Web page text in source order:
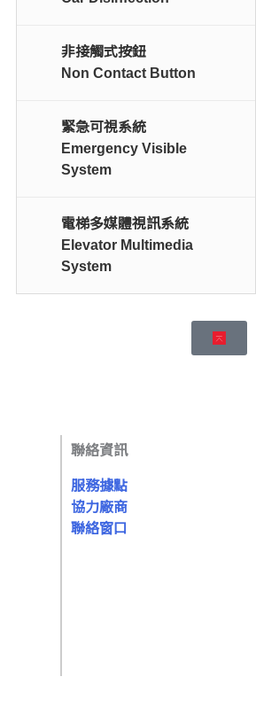
非接觸式按鈕
Non Contact Button
緊急可視系統
Emergency Visible
System
電梯多媒體視訊系統
Elevator Multimedia
System
聯絡資訊
服務據點
協力廠商
聯絡窗口